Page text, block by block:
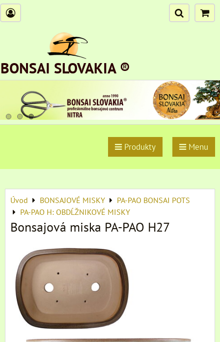
BONSAI SLOVAKIA ®
Produkty Menu
Úvod BONSAJOVÉ MISKY
PA-PAO BONSAI POTS
PA-PAO H: OBDĹŽNIKOVÉ MISKY
Bonsajová miska PA-PAO H27